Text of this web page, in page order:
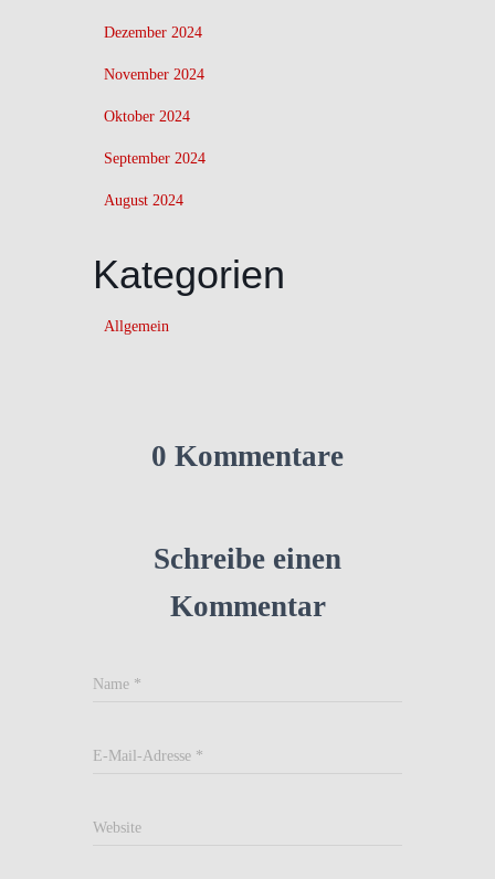
Dezember 2024
November 2024
Oktober 2024
September 2024
August 2024
Kategorien
Allgemein
0 Kommentare
Schreibe einen
Kommentar
Name *
E-Mail-Adresse *
Website